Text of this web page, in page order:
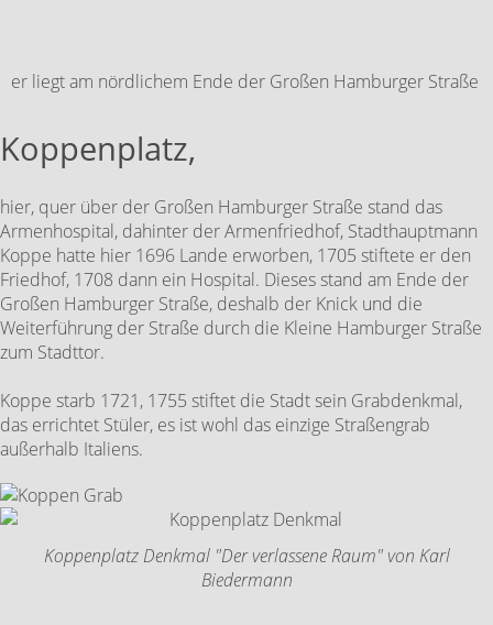
er liegt am nördlichem Ende der Großen Hamburger Straße
Koppenplatz,
hier, quer über der Großen Hamburger Straße stand das
Armenhospital, dahinter der Armenfriedhof, Stadthauptmann
Koppe hatte hier 1696 Lande erworben, 1705 stiftete er den
Friedhof, 1708 dann ein Hospital. Dieses stand am Ende der
Großen Hamburger Straße, deshalb der Knick und die
Weiterführung der Straße durch die Kleine Hamburger Straße
zum Stadttor.
Koppe starb 1721, 1755 stiftet die Stadt sein Grabdenkmal,
das errichtet Stüler, es ist wohl das einzige Straßengrab
außerhalb Italiens.
Koppenplatz Denkmal "Der verlassene Raum" von Karl
Biedermann